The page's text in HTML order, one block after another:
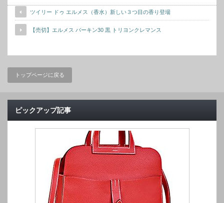
ツイリー ドゥ エルメス（香水）新しい３つ目の香り登場
【売切】エルメス バーキン30 黒 トリヨンクレマンス
トップページに戻る
ピックアップ記事